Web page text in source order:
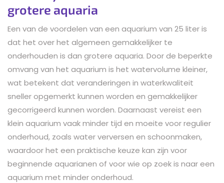
grotere aquaria
Een van de voordelen van een aquarium van 25 liter is
dat het over het algemeen gemakkelijker te
onderhouden is dan grotere aquaria. Door de beperkte
omvang van het aquarium is het watervolume kleiner,
wat betekent dat veranderingen in waterkwaliteit
sneller opgemerkt kunnen worden en gemakkelijker
gecorrigeerd kunnen worden. Daarnaast vereist een
klein aquarium vaak minder tijd en moeite voor regulier
onderhoud, zoals water verversen en schoonmaken,
waardoor het een praktische keuze kan zijn voor
beginnende aquarianen of voor wie op zoek is naar een
aquarium met minder onderhoud.